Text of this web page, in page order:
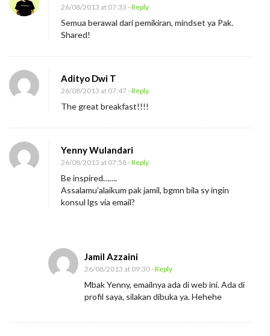
r
M
a
s
a
K
y
a
?
26/08/2013 at 07:33 - Reply
Semua berawal dari pemikiran, mindset ya Pak.
Shared!
Adityo Dwi T
26/08/2013 at 07:47- Reply
The great breakfast!!!!
Yenny Wulandari
26/08/2013 at 07:58- Reply
Be inspired…….
Assalamu’alaikum pak jamil, bgmn bila sy ingin
konsul lgs via email?
Jamil Azzaini
26/08/2013 at 09:30- Reply
Mbak Yenny, emailnya ada di web ini. Ada di
profil saya, silakan dibuka ya. Hehehe